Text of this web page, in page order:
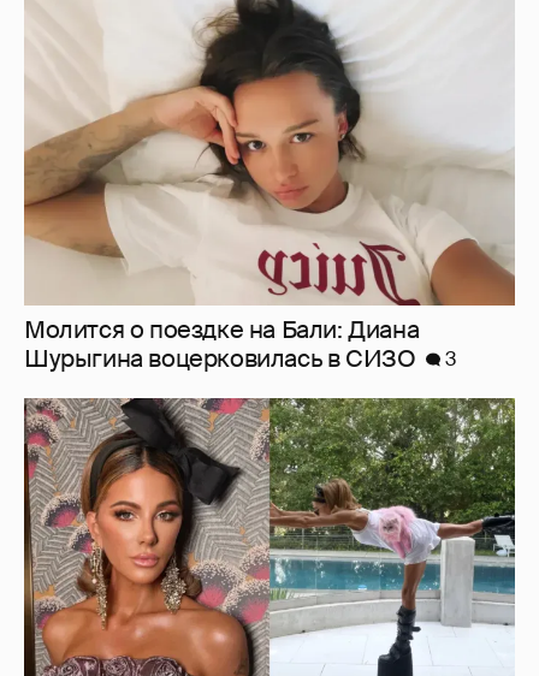
Молится о поездке на Бали: Диана
Шурыгина воцерковилась в СИЗО
3